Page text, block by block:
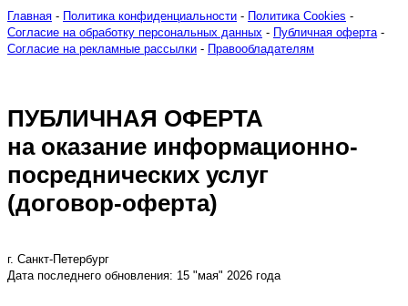
Главная - Политика конфиденциальности - Политика Cookies -
Cогласие на обработку персональных данных - Публичная оферта-
Cогласие на рекламные рассылки - Правообладателям
ПУБЛИЧНАЯ ОФЕРТА
на оказание информационно-
посреднических услуг
(договор-оферта)
г. Санкт-Петербург
Дата последнего обновления: 15 "мая" 2026 года